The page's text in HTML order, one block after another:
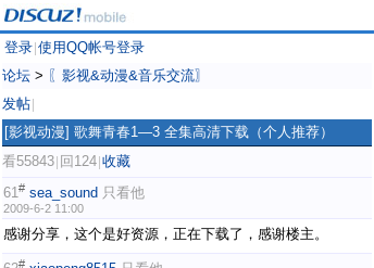
登录 使用QQ帐号登录
论坛 > 〖影视&动漫&音乐交流〗
发帖
[影视动漫] 歌舞青春1—3 全集高清下载（个人推荐）
看55843 回124 收藏
61# sea_sound 只看他
2009-6-2 11:00
感谢分享，这个是好资源，正在下载了，感谢楼主。
#